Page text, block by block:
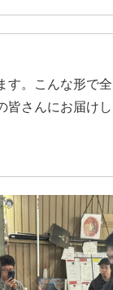
す。こんな形で全
皆さんにお届けし